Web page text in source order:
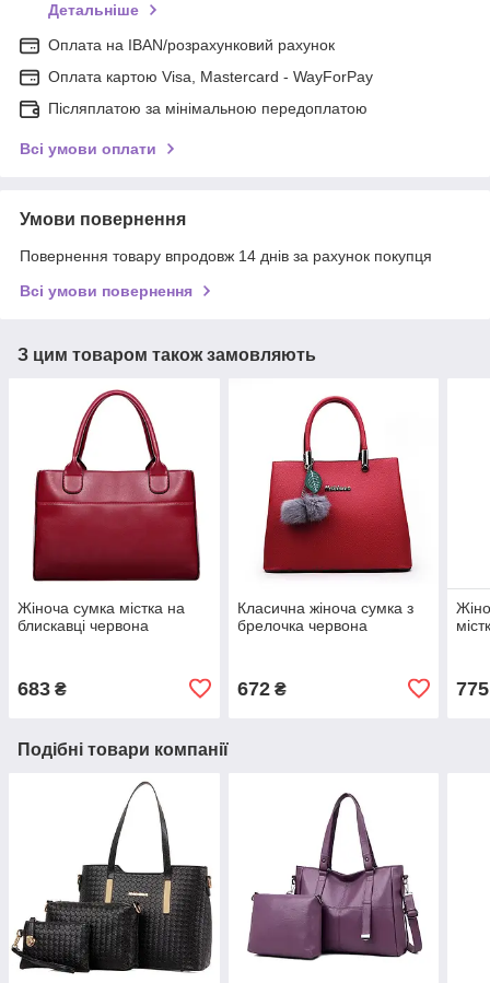
Детальніше
Оплата на IBAN/розрахунковий рахунок
Оплата картою Visa, Mastercard - WayForPay
Післяплатою за мінімальною передоплатою
Всі умови оплати
Умови повернення
Повернення товару впродовж 14 днів за рахунок покупця
Всі умови повернення
З цим товаром також замовляють
Жіноча сумка містка на
блискавці червона
683 ₴
Класична жіноча сумка з
брелочка червона
672₴ 775
Подібні товари компанії